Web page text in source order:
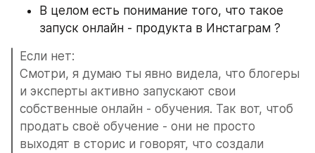
В целом есть понимание того, что такое
запуск онлайн - продукта в Инстаграм ?
Если нет:
Смотри, я думаю ты явно видела, что блогеры
и эксперты активно запускают свои
собственные онлайн - обучения. Так вот, чтоб
продать своё обучение - они не просто
выходят в сторис и говорят, что создали